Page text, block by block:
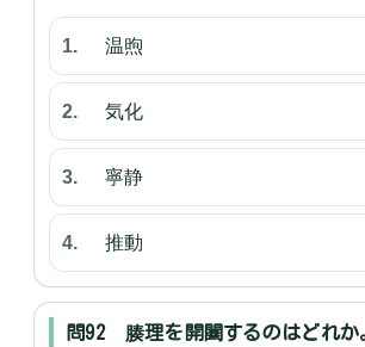
温煦
気化
寧静
推動
問92 腠理を開闔するのはどれか